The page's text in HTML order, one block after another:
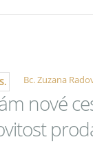
Bc. Zuzana
nové